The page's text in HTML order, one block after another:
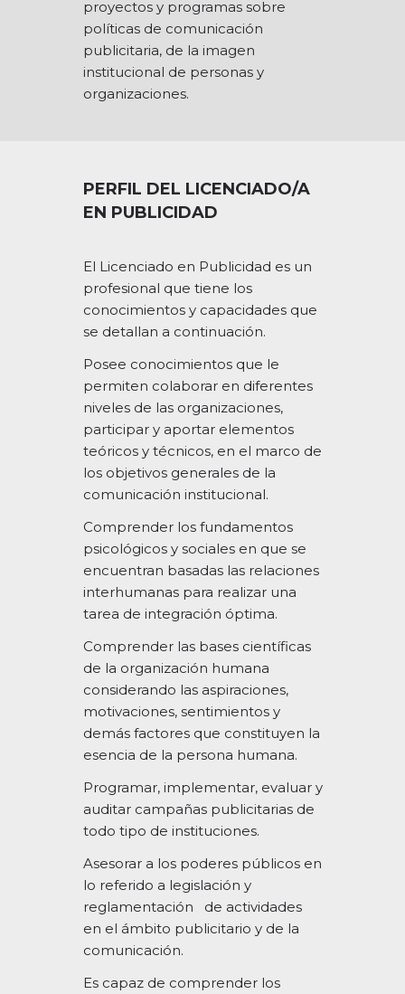
proyectos y programas sobre
políticas de comunicación
publicitaria, de la imagen
institucional de personas y
organizaciones.
PERFIL DEL LICENCIADO/A
EN PUBLICIDAD
El Licenciado en Publicidad es un
profesional que tiene los
conocimientos y capacidades que
se detallan a continuación.
Posee conocimientos que le
permiten colaborar en diferentes
niveles de las organizaciones,
participar y aportar elementos
teóricos y técnicos, en el marco de
los objetivos generales de la
comunicación institucional.
Comprender los fundamentos
psicológicos y sociales en que se
encuentran basadas las relaciones
interhumanas para realizar una
tarea de integración óptima.
Comprender las bases científicas
de la organización humana
considerando las aspiraciones,
motivaciones, sentimientos y
demás factores que constituyen la
esencia de la persona humana.
Programar, implementar, evaluar y
auditar campañas publicitarias de
todo tipo de instituciones.
Asesorar a los poderes públicos en
lo referido a legislación y
reglamentación
de actividades
en el ámbito publicitario y de la
comunicación.
Es capaz de comprender los